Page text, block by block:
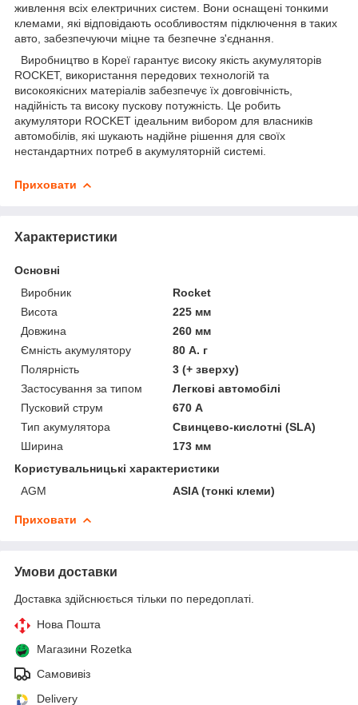
живлення всіх електричних систем. Вони оснащені тонкими
клемами, які відповідають особливостям підключення в таких
авто, забезпечуючи міцне та безпечне з'єднання.
Виробництво в Кореї гарантує високу якість акумуляторів
ROCKET, використання передових технологій та
високоякісних матеріалів забезпечує їх довговічність,
надійність та високу пускову потужність. Це робить
акумулятори ROCKET ідеальним вибором для власників
автомобілів, які шукають надійне рішення для своїх
нестандартних потреб в акумуляторній системі.
Приховати
Характеристики
Основні
Виробник
Rocket
Висота
225 мм
Довжина
260 мм
Ємність акумулятору
80 А. г
Полярність
3 (+ зверху)
Застосування за типом
Легкові автомобілі
Пусковий струм
670 А
Тип акумулятора
Свинцево-кислотні (SLA)
Ширина
173 мм
Користувальницькі характеристики
AGM
ASIA (тонкі клеми)
Приховати
Умови доставки
Доставка здійснюється тільки по передоплаті.
Нова Пошта
Магазини Rozetka
Самовивіз
Delivery